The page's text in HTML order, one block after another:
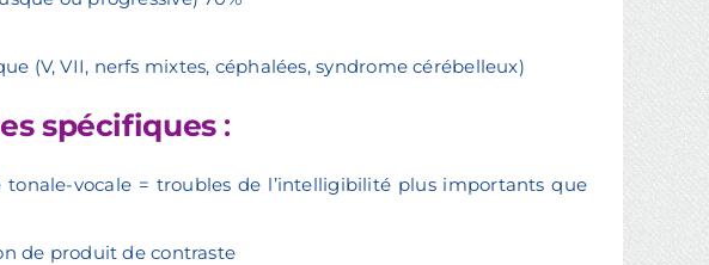
(V, VII, nerfs mixtes, céphalées, syndrome cérébelleux)
spécifiques:
vocale = troubles de l’intelligibilité plus importants que
de produit de contraste